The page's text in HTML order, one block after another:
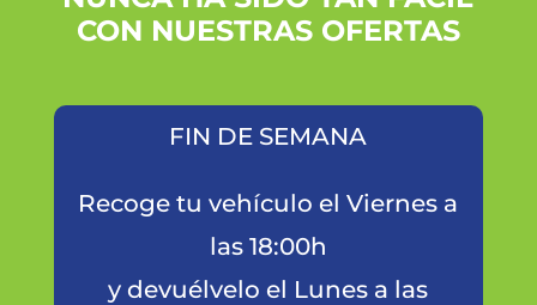
CON NUESTRAS OFERTAS
FIN DE SEMANA
Recoge tu vehículo el Viernes a
las 18:00h
y devuélvelo el Lunes a las